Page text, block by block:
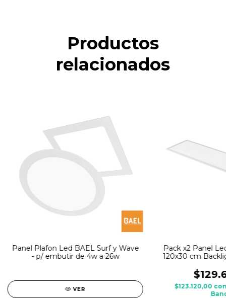
Productos
relacionados
Panel Plafon Led BAEL Surf y Wave
- p/ embutir de 4w a 26w
VER
Pack x2 Panel
120x30 cm
$123.120,00